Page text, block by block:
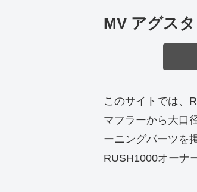
MV アグス
このサイトでは、
マフラーから大口
ーニングパーツを
RUSH1000オーナ